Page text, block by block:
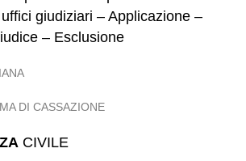
giudiziari – Applicazione –
– Esclusione
DI CASSAZIONE
CIVILE